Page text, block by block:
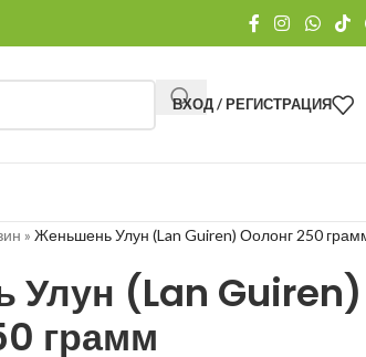
ВХОД / РЕГИСТРАЦИЯ
» Женьшень Улун (Lan Guiren) Оолонг 250
Улун (Lan Guiren)
грамм